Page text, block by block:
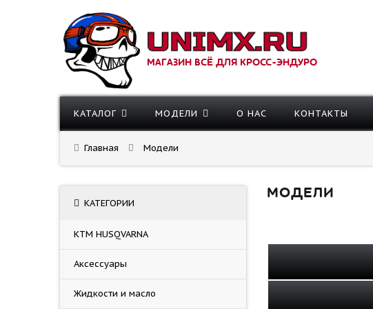
МАГАЗИН ВСЁ ДЛЯ КРОСС-ЭНДУРО
КАТАЛОГ МОДЕЛИ О НАС КОНТАКТЫ
Главная Модели
МОДЕЛИ
КАТЕГОРИИ
KTM HUSQVARNA
Аксессуары
Жидкости и масло